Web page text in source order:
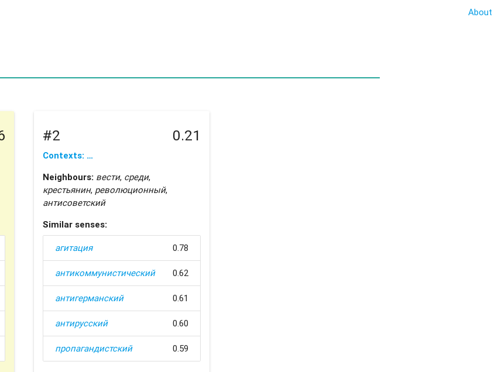
About
#2 0.21
Contexts: …
Neighbours: вести, среди,
крестьянин, революционный,
антисоветский
Similar senses:
агитация 0.78
антикоммунистический 0.62
антигерманский 0.61
антирусский 0.60
пропагандистский 0.59